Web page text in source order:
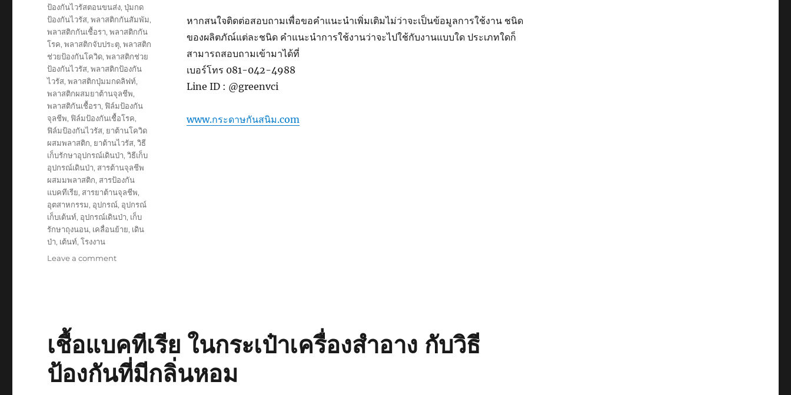
หากสนใจติดต่อสอบถามเพื่อขอคำแนะนำเพิ่มเติมไม่ว่าจะเป็นข้อมูลการใช้งาน ชนิด
ของผลิตภัณ์แต่ละชนิด คำแนะนำการใช้งานว่าจะไปใช้กับงานแบบใด ประเภทใดก็
สามารถสอบถามเข้ามาได้ที่
เบอร์โทร 081-042-4988
Line ID : @greenvci
www.กระดาษกันสนิม.com
ป้องกันไวรัสตอนขนส่ง,ปุ่มกด
ป้องกันไวรัส,พลาสติกกันสัมพัม,
พลาสติกกันเชื้อรา,พลาสติกกัน
โรค,พลาสติกจับประตุ,พลาสติก
ช่วยป้องกันโควิด,พลาสติกช่วย
ป้องกันไวรัส,พลาสติกป้องกัน
ไวรัส,พลาสติกปุ่มมกดลิฟท์,
พลาสติกผสมยาต้านจุลชีพ,
พลาสติกันเชื้อรา, ฟิล์มป้องกัน
จุลชีพ, ฟิล์มป้องกันเชื้อโรค,
ฟิล์มป้องกันไวรัส, ยาต้านโควิด
ผสมพลาสติก, ยาต้านไวรัส,วิธี
เก็บรักษาอุปกรณ์เดินป่า,วิธีเก็บ
อุปกรณ์เดินป่า, สารต้านจุลชีพ
ผสมมพลาสติก, สารป้องกัน
แบคทีเรีย, สารยาต้านจุลชีพ,
อุตสาหกรรม, อุปกรณ์, อุปกรณ์
เก็บเต้นท์, อุปกรณ์เดินป่า, เก็บ
รักษาถุงนอน, เคลื่อนย้าย, เดิน
ป่า, เต้นท์,โรงงาน
Leave a commenton
ใช้
ซ้ำ
สำหรับ
จัด
เชื้อแบคทีเรีย ในกระเป๋าเครื่องสำอาง กับวิธี
ป้องกันที่มีกลิ่นหอม